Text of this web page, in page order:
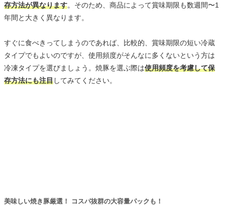
存方法が異なります。そのため、商品によって賞味期限も数週間〜1
年間と大きく異なります。
すぐに食べきってしまうのであれば、比較的、賞味期限の短い冷蔵
タイプでもよいのですが、使用頻度がそんなに多くないという方は
冷凍タイプを選びましょう。焼豚を選ぶ際は使用頻度を考慮して保
存方法にも注目してみてください。
美味しい焼き豚厳選！ コスパ抜群の大容量パックも！